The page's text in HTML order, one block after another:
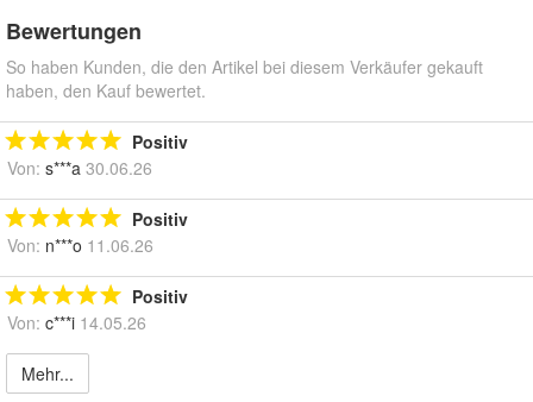
Bewertungen
So haben Kunden, die den Artikel bei diesem Verkäufer gekauft
haben, den Kauf bewertet.
Positiv
Von: s***a 30.06.26
Positiv
Von: n***o 11.06.26
Positiv
Von: c***i 14.05.26
Mehr...